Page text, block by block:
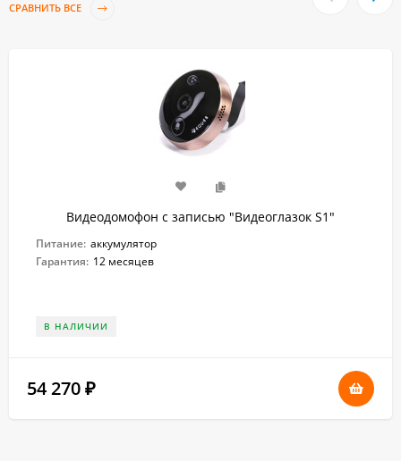
СРАВНИТЬ ВСЕ
Видеодомофон с записью "Видеоглазок S1"
Питание: аккумулятор
Гарантия: 12 месяцев
В НАЛИЧИИ
54 270 ₽